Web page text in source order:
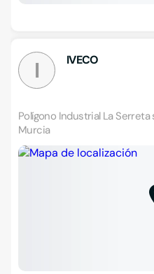
I IVECO
Polígono Industrial La
Murcia